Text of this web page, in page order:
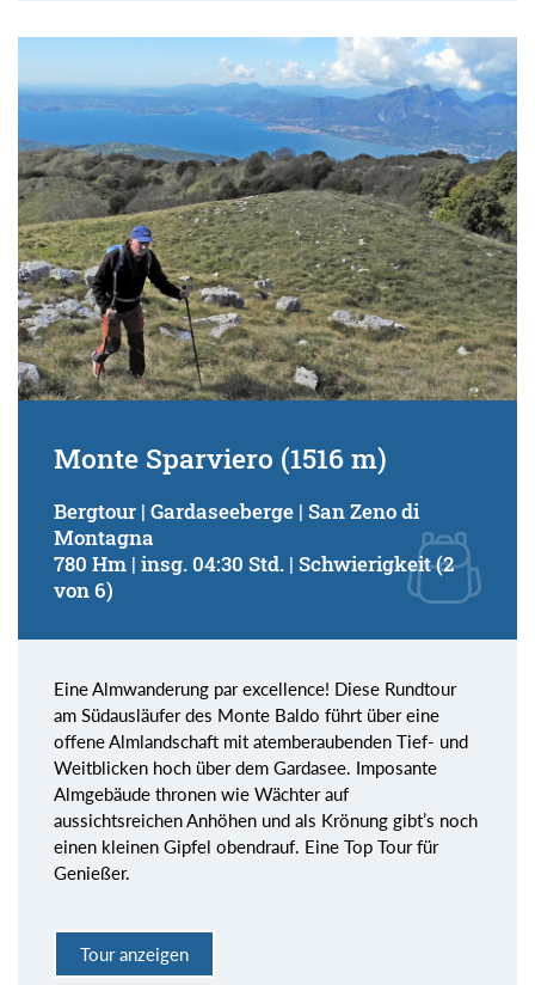
Monte Sparviero (1516 m)
Bergtour | Gardaseeberge | San Zeno di
Montagna
780 Hm | insg. 04:30 Std. | Schwierigkeit (2
von 6)
Eine Almwanderung par excellence! Diese Rundtour
am Südausläufer des Monte Baldo führt über eine
offene Almlandschaft mit atemberaubenden Tief- und
Weitblicken hoch über dem Gardasee. Imposante
Almgebäude thronen wie Wächter auf
aussichtsreichen Anhöhen und als Krönung gibt’s noch
einen kleinen Gipfel obendrauf. Eine Top Tour für
Genießer.
Tour anzeigen